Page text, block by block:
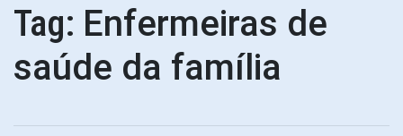
Tag: Enfermeiras de
saúde da família